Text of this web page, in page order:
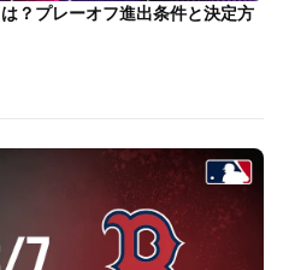
？プレーオフ進出条件と決定方